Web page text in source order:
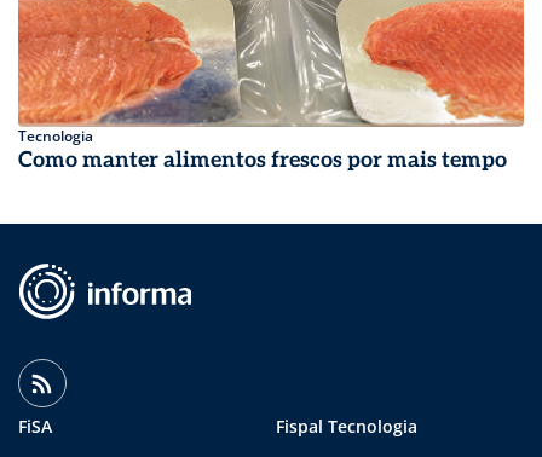
Tecnologia
Como manter alimentos frescos por mais tempo
FiSA Fispal Tecnologia